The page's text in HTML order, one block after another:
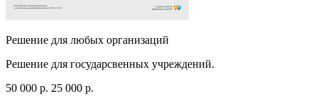
Решение для любых организаций
Решение для государсвенных учреждений.
50 000 p. 25 000 p.